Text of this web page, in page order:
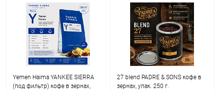
Yemen Haima YANKEE SIERRA
(под фильтр) кофе в зернах,
27 blend PADRE & SONS кофе в
зернах, упак. 250 г.